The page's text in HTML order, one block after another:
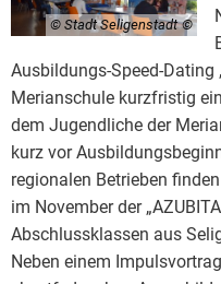
© Stadt Seligenstadt
Ausbildungs-Speed-Dating
Merianschule kurzfristig
dem Jugendliche der
kurz vor
regionalen Betrieben
im November der
Abschlussklassen aus
Neben einem